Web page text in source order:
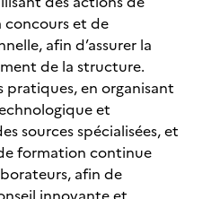
concours et de
afin d’assurer la
de la structure.
pratiques, en organisant
et
sources spécialisées, et
formation continue
afin de